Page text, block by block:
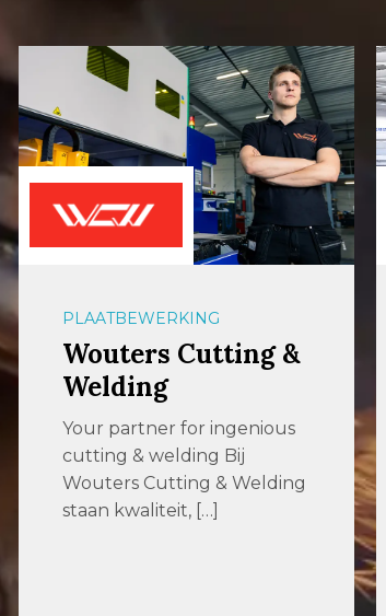
PLAATBEWERKING
Wouters Cutting &
Welding
Your partner for ingenious
cutting & welding Bij
Wouters Cutting & Welding
staan kwaliteit, […]